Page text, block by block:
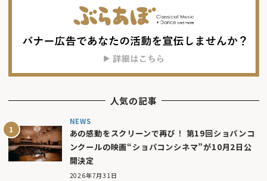
人気の記事
NEWS
あの感動をスクリーンで再び！ 第19回ショパンコ
ンクールの映画“ショパコンシネマ”が10月2日公
開決定
2026年7月31日